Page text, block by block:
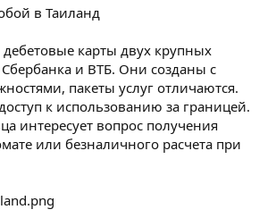
в Таиланд
карты двух крупных
и ВТБ. Они созданы с
пакеты услуг отличаются.
к использованию за границей.
интересует вопрос получения
или безналичного расчета при